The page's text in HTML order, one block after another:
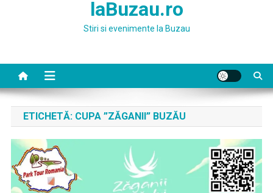
laBuzau.ro
Stiri si evenimente la Buzau
ETICHETĂ: CUPA ”ZĂGANII” BUZĂU